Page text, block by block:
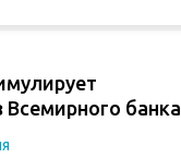
Всемирного банка